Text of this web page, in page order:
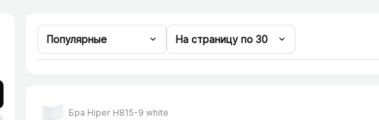
Популярные На страницу по 30
Бра Hiper H815-9 white